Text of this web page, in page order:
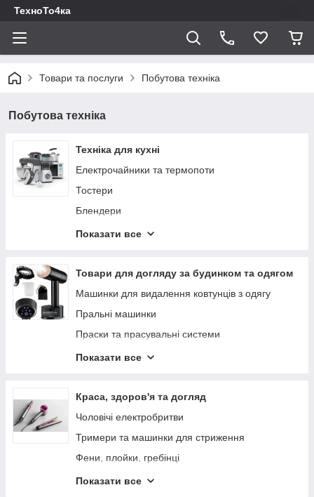
ТехноТо4ка
Товари та послуги Побутова техніка
Побутова техніка
Техніка для кухні
Електрочайники та термопоти
Тостери
Блендери
Ваги кухонні
Грилі та електрошашличниці
Кавоварки та кавомашини
Кавомолки
М'ясорубки
Побутові кухонні плити
Соковичавниці
Кухонні комбайни,Тістоміси
Електропечі
Фритюрниці
Мультиварки, скороварки
Показати все
Товари для догляду за будинком та одягом
Машинки для видалення ковтунців з одягу
Пральні машинки
Праски та прасувальні системи
Пилососи
Показати все
Краса, здоров'я та догляд
Чоловічі електробритви
Тримери та машинки для стриження
Фени, плойки, гребінці
Тонометр
Показати все